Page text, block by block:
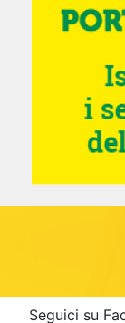
Seguici su